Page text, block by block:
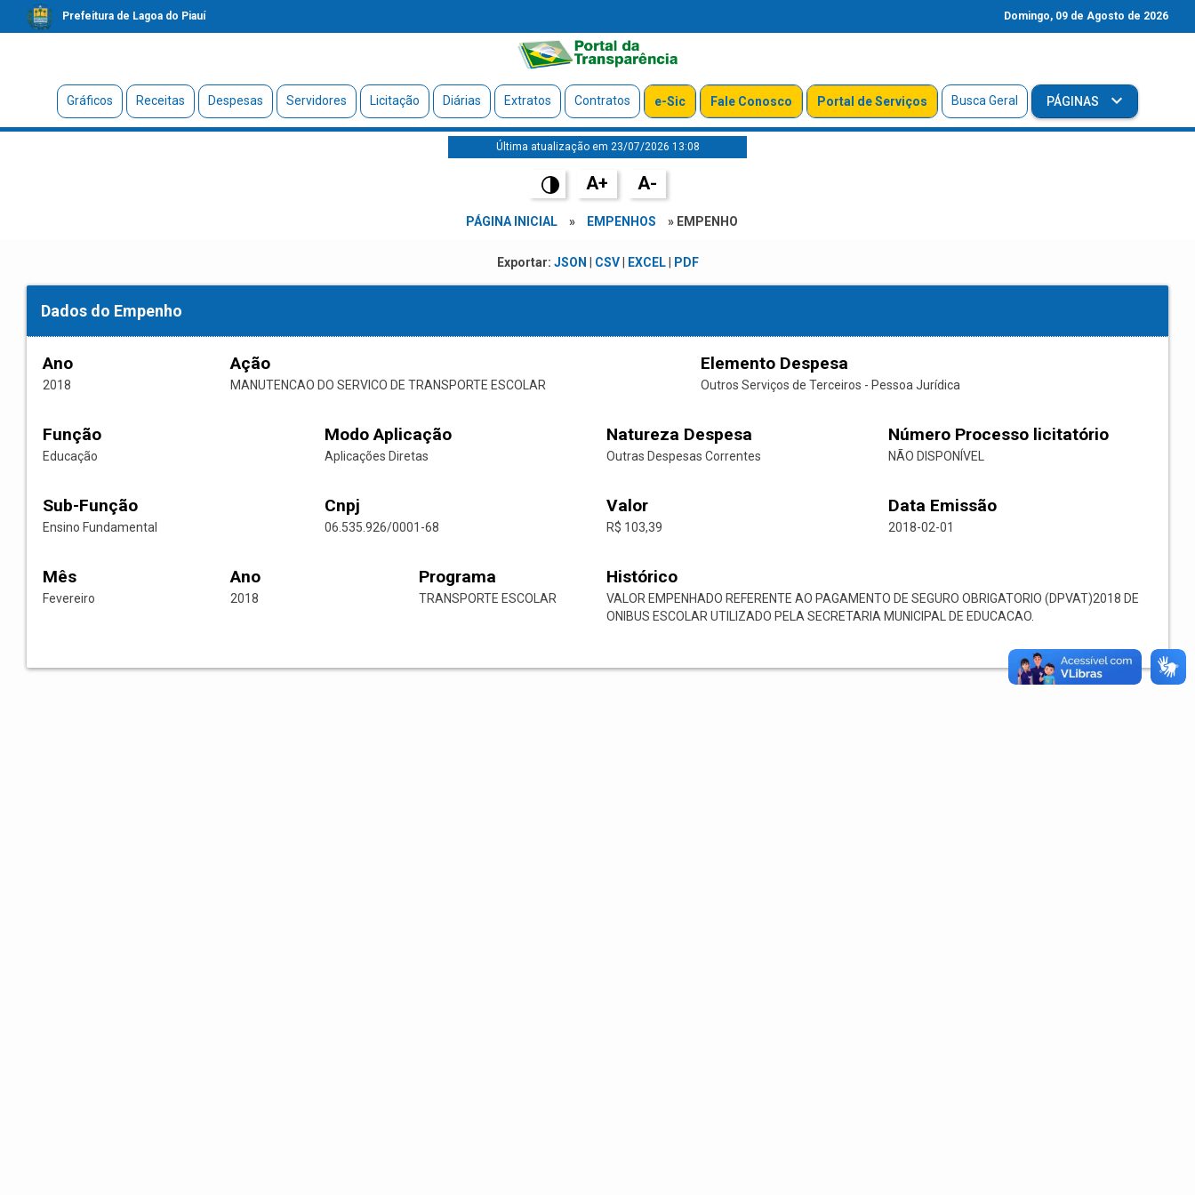
Prefeitura de Lagoa do Piauí Domingo, 09 de Agosto de 2026
Gráficos Receitas Despesas Servidores Licitação Diárias Extratos Contratos e-Sic Fale Conosco Portal de Serviços Busca Geral PÁGINAS
Última atualização em 23/07/2026 13:08
A+ A-
PÁGINA INICIAL » EMPENHOS » EMPENHO
Exportar: JSON CSV| EXCEL| PDF
Dados do Empenho
Ano
2018
Ação
MANUTENCAO DO SERVICO DE TRANSPORTE ESCOLAR
Elemento Despesa
Outros Serviços de Terceiros - Pessoa Jurídica
Função
Educação
Modo Aplicação
Aplicações Diretas
Natureza Despesa
Outras Despesas Correntes
Número Processo licitatório
NÃO DISPONÍVEL
Sub-Função
Ensino Fundamental
Cnpj
06.535.926/0001-68
Valor
R$ 103,39
Data Emissão
2018-02-01
Mês
Fevereiro
Ano
2018
Programa
TRANSPORTE ESCOLAR
Histórico
VALOR EMPENHADO REFERENTE AO PAGAMENTO DE SEGURO OBRIGATORIO (DPVAT)2018 DE
ONIBUS ESCOLAR UTILIZADO PELA SECRETARIA MUNICIPAL DE EDUCACAO.